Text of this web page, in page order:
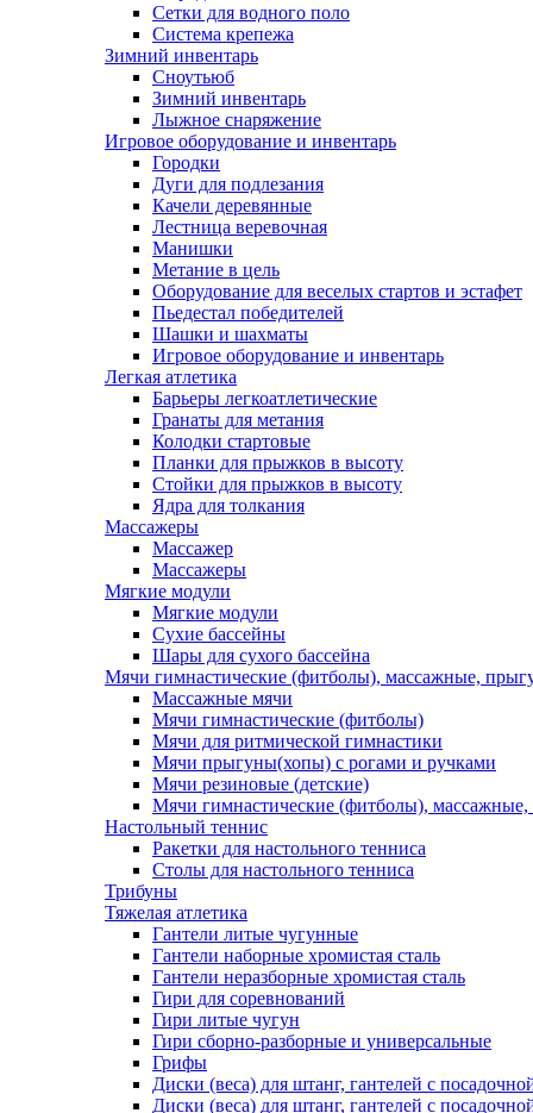
Сетки для водного поло
Система крепежа
Зимний инвентарь
Сноутьюб
Зимний инвентарь
Лыжное снаряжение
Игровое оборудование и инвентарь
Городки
Дуги для подлезания
Качели деревянные
Лестница веревочная
Манишки
Метание в цель
Оборудование для веселых стартов и эстафет
Пьедестал победителей
Шашки и шахматы
Игровое оборудование и инвентарь
Легкая атлетика
Барьеры легкоатлетические
Гранаты для метания
Колодки стартовые
Планки для прыжков в высоту
Стойки для прыжков в высоту
Ядра для толкания
Массажеры
Массажер
Массажеры
Мягкие модули
Мягкие модули
Сухие бассейны
Шары для сухого бассейна
Мячи гимнастические (фитболы), массажные,
Массажные мячи
Мячи гимнастические (фитболы)
Мячи для ритмической гимнастики
Мячи прыгуны(хопы) с рогами и ручками
Мячи резиновые (детские)
Мячи гимнастические (фитболы),
Настольный теннис
Ракетки для настольного тенниса
Столы для настольного тенниса
Трибуны
Тяжелая атлетика
Гантели литые чугунные
Гантели наборные хромистая сталь
Гантели неразборные хромистая сталь
Гири для соревнований
Гири литые чугун
Гири сборно-разборные и универсальные
Грифы
Диски (веса) для штанг, гантелей с
Диски (веса) для штанг, гантелей с